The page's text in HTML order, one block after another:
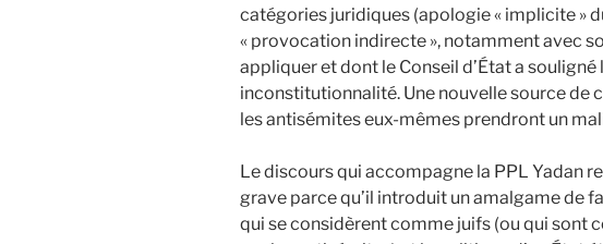
catégories juridiques (apologie « implicite »
« provocation indirecte », notamment avec
appliquer et dont le Conseil d’État a
inconstitutionnalité. Une nouvelle source de
les antisémites eux-mêmes prendront un
Le discours qui accompagne la PPL Yadan
grave parce qu’il introduit un amalgame de
qui se considèrent comme juifs (ou qui sont